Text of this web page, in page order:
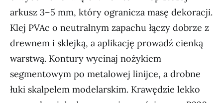
arkusz 3–5 mm, który ogranicza masę dekoracji.
Klej PVAc o neutralnym zapachu łączy dobrze z
drewnem i sklejką, a aplikację prowadź cienką
warstwą. Kontury wycinaj nożykiem
segmentowym po metalowej linijce, a drobne
łuki skalpelem modelarskim. Krawędzie lekko